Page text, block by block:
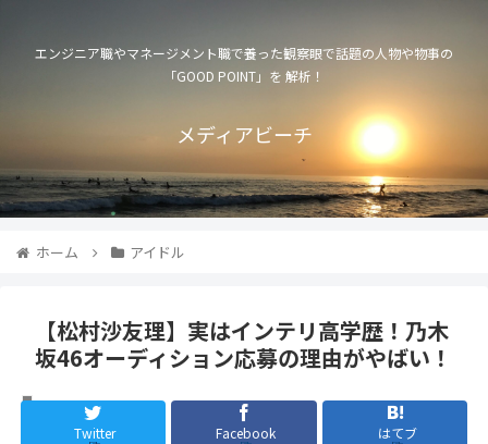
エンジニア職やマネージメント職で養った観察眼で話題の人物や物事の
「GOOD POINT」を 解析！
メディアビーチ
ホーム アイドル
【松村沙友理】実はインテリ高学歴！乃木
坂46オーディション応募の理由がやばい！
Twitter Facebook はてブ